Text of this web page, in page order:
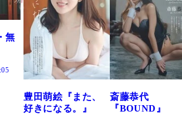
斎藤恭代
『BOUND』
咲田ゆな
『Sunflower』